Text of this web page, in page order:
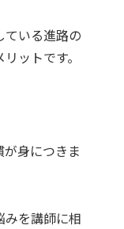
ている進路の
ットです。
身につきま
みを講師に相